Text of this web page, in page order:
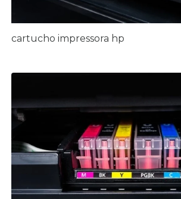
cartucho impressora hp